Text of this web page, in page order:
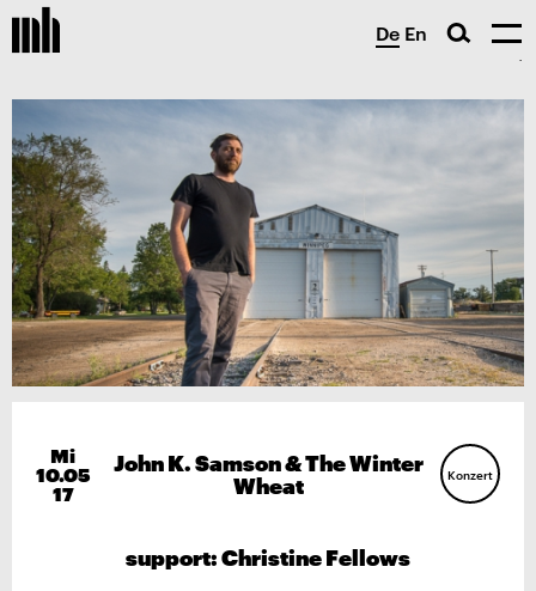
De En
Mi
10.05
17
John K. Samson & The Winter
Wheat Konzert
support: Christine Fellows